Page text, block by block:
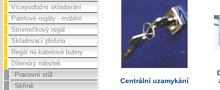
Vícepodlažní skladování
Paletové regály - mobilní
Stromečkový regál
Skladovací plošina
Regál na kabelové bubny
Dílenský nábytek
Pracovní stůl
Skříně
Centrální uzamykání